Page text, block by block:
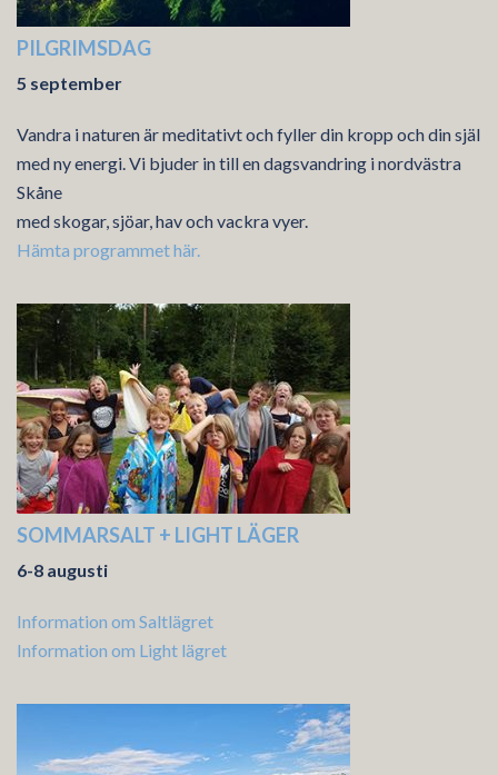
PILGRIMSDAG
5 september
Vandra i naturen är meditativt och fyller din kropp och din själ
med ny energi. Vi bjuder in till en dagsvandring i nordvästra
Skåne
med skogar, sjöar, hav och vackra vyer.
Hämta programmet här.
SOMMARSALT + LIGHT LÄGER
6-8 augusti
Information om Saltlägret
Information om Light lägret